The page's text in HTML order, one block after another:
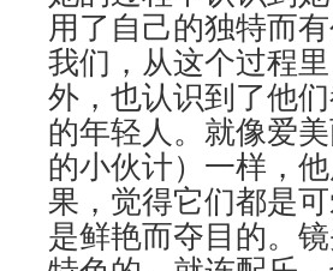
用了自己的独特而
我们，从这个过程
外，也认识到了他
的年轻人。就像爱
的小伙计）一样，
果，觉得它们都是
是鲜艳而夺目的。